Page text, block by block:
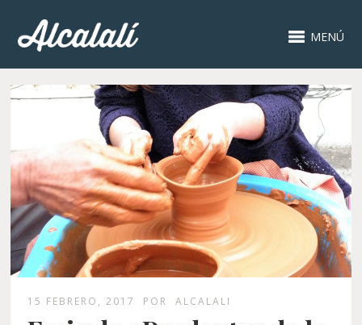
MENÚ
15 FEBRERO, 2017 POR ALCALALI